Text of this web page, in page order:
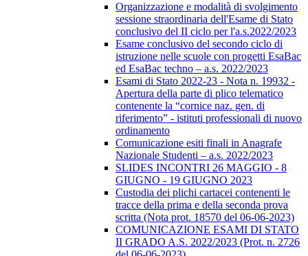
Organizzazione e modalità di svolgimento
sessione straordinaria dell'Esame di Stato
conclusivo del II ciclo per l'a.s.2022/2023
Esame conclusivo del secondo ciclo di
istruzione nelle scuole con progetti EsaBac
ed EsaBac techno – a.s. 2022/2023
Esami di Stato 2022-23 - Nota n. 19932 -
Apertura della parte di plico telematico
contenente la “cornice naz. gen. di
riferimento” - istituti professionali di nuovo
ordinamento
Comunicazione esiti finali in Anagrafe
Nazionale Studenti – a.s. 2022/2023
SLIDES INCONTRI 26 MAGGIO - 8
GIUGNO - 19 GIUGNO 2023
Custodia dei plichi cartacei contenenti le
tracce della prima e della seconda prova
scritta (Nota prot. 18570 del 06-06-2023)
COMUNICAZIONE ESAMI DI STATO
II GRADO A.S. 2022/2023 (Prot. n. 2726